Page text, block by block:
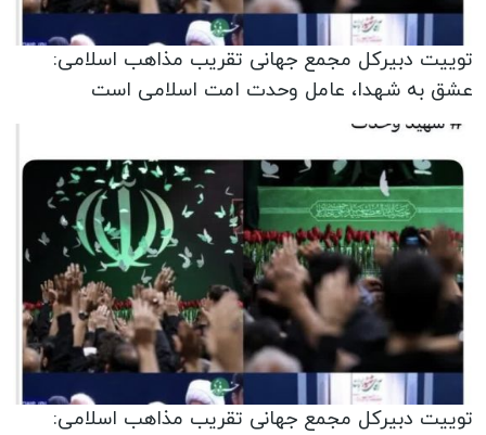
توییت دبیرکل مجمع جهانی تقریب مذاهب اسلامی:
عشق به شهدا، عامل وحدت امت اسلامی است
توییت دبیرکل مجمع جهانی تقریب مذاهب اسلامی: